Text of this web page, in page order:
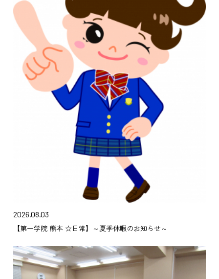
2026.08.03
【第一学院 熊本 ☆日常】～夏季休暇のお知らせ～